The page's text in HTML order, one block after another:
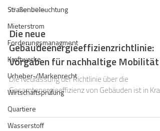
Straßenbeleuchtung
Mieterstrom
Forderungsmanagment
Kraftwerke
Urheber-/Markenrecht
Wirtschaftsprüfung
Quartiere
Wasserstoff
25. Sept. 2024
Die neue
Gebäudeenergieeffizienzrichtlinie:
Vorgaben für nachhaltige Mobilität
Die Neufassung der Richtlinie über die
Gesamtenergieeffizienz von Gebäuden ist in Kraft.